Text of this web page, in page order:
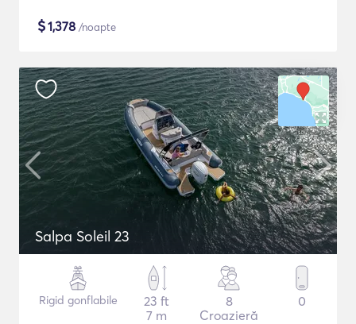
$1,378 /noapte
Salpa Soleil 23
Rigid gonflabile
23 ft
7 m
8
Croazieră
0